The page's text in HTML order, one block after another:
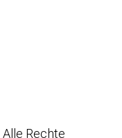
Alle Rechte